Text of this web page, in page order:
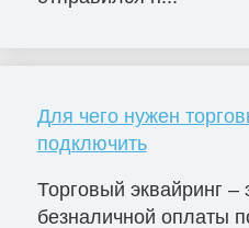
Для чего нужен
подключить
Торговый эквайринг –
безналичной оплаты